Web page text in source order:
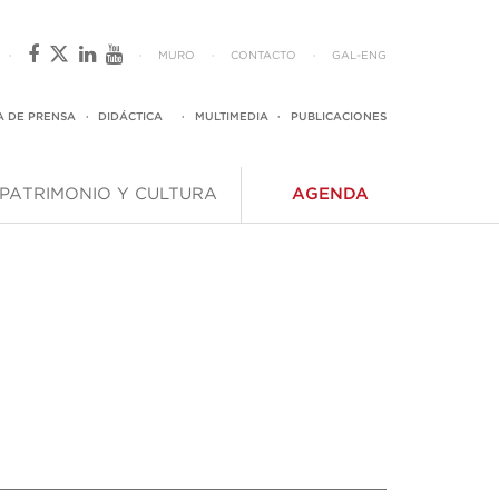
· · MURO · CONTACTO · GAL- ENG
DE PRENSA · DIDÁCTICA · MULTIMEDIA · PUBLICACIONES
PATRIMONIO Y CULTURA AGENDA